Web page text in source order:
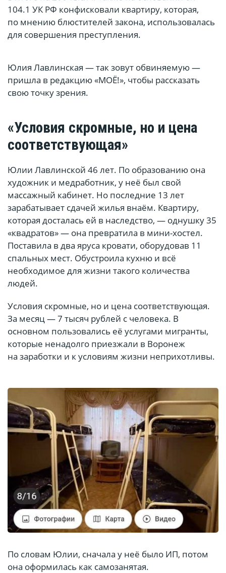
104.1 УК РФ конфисковали квартиру, которая,
по мнению блюстителей закона, использовалась
для совершения преступления.
Юлия Лавлинская — так зовут обвиняемую —
пришла в редакцию «МОЁ!», чтобы рассказать
свою точку зрения.
«Условия скромные, но и цена
соответствующая»
Юлии Лавлинской 46 лет. По образованию она
художник и медработник, у неё был свой
массажный кабинет. Но последние 13 лет
зарабатывает сдачей жилья внаём. Квартиру,
которая досталась ей в наследство, — однушку 35
«квадратов» — она превратила в мини-хостел.
Поставила в два яруса кровати, оборудовав 11
спальных мест. Обустроила кухню и всё
необходимое для жизни такого количества
людей.
Условия скромные, но и цена соответствующая.
За месяц — 7 тысяч рублей с человека. В
основном пользовались её услугами мигранты,
которые ненадолго приезжали в Воронеж
на заработки и к условиям жизни неприхотливы.
По словам Юлии, сначала у неё было ИП, потом
она оформилась как самозанятая.